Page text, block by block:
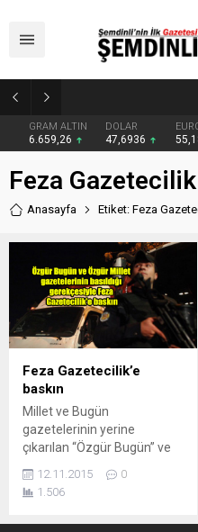
GRAM ALTIN
6.659,26
DOLAR
47,6936
Feza Gazetecilik
Anasayfa Etiket: Feza
Feza Gazetecilik’e
baskın
Millet ve Bugün
gazetelerinin yerine
çıkarılan “Özgür Bugün” ve
basıldığı gerekçesiyle,
Yenibosna’daki Feza
12.11.2015
0
1.506